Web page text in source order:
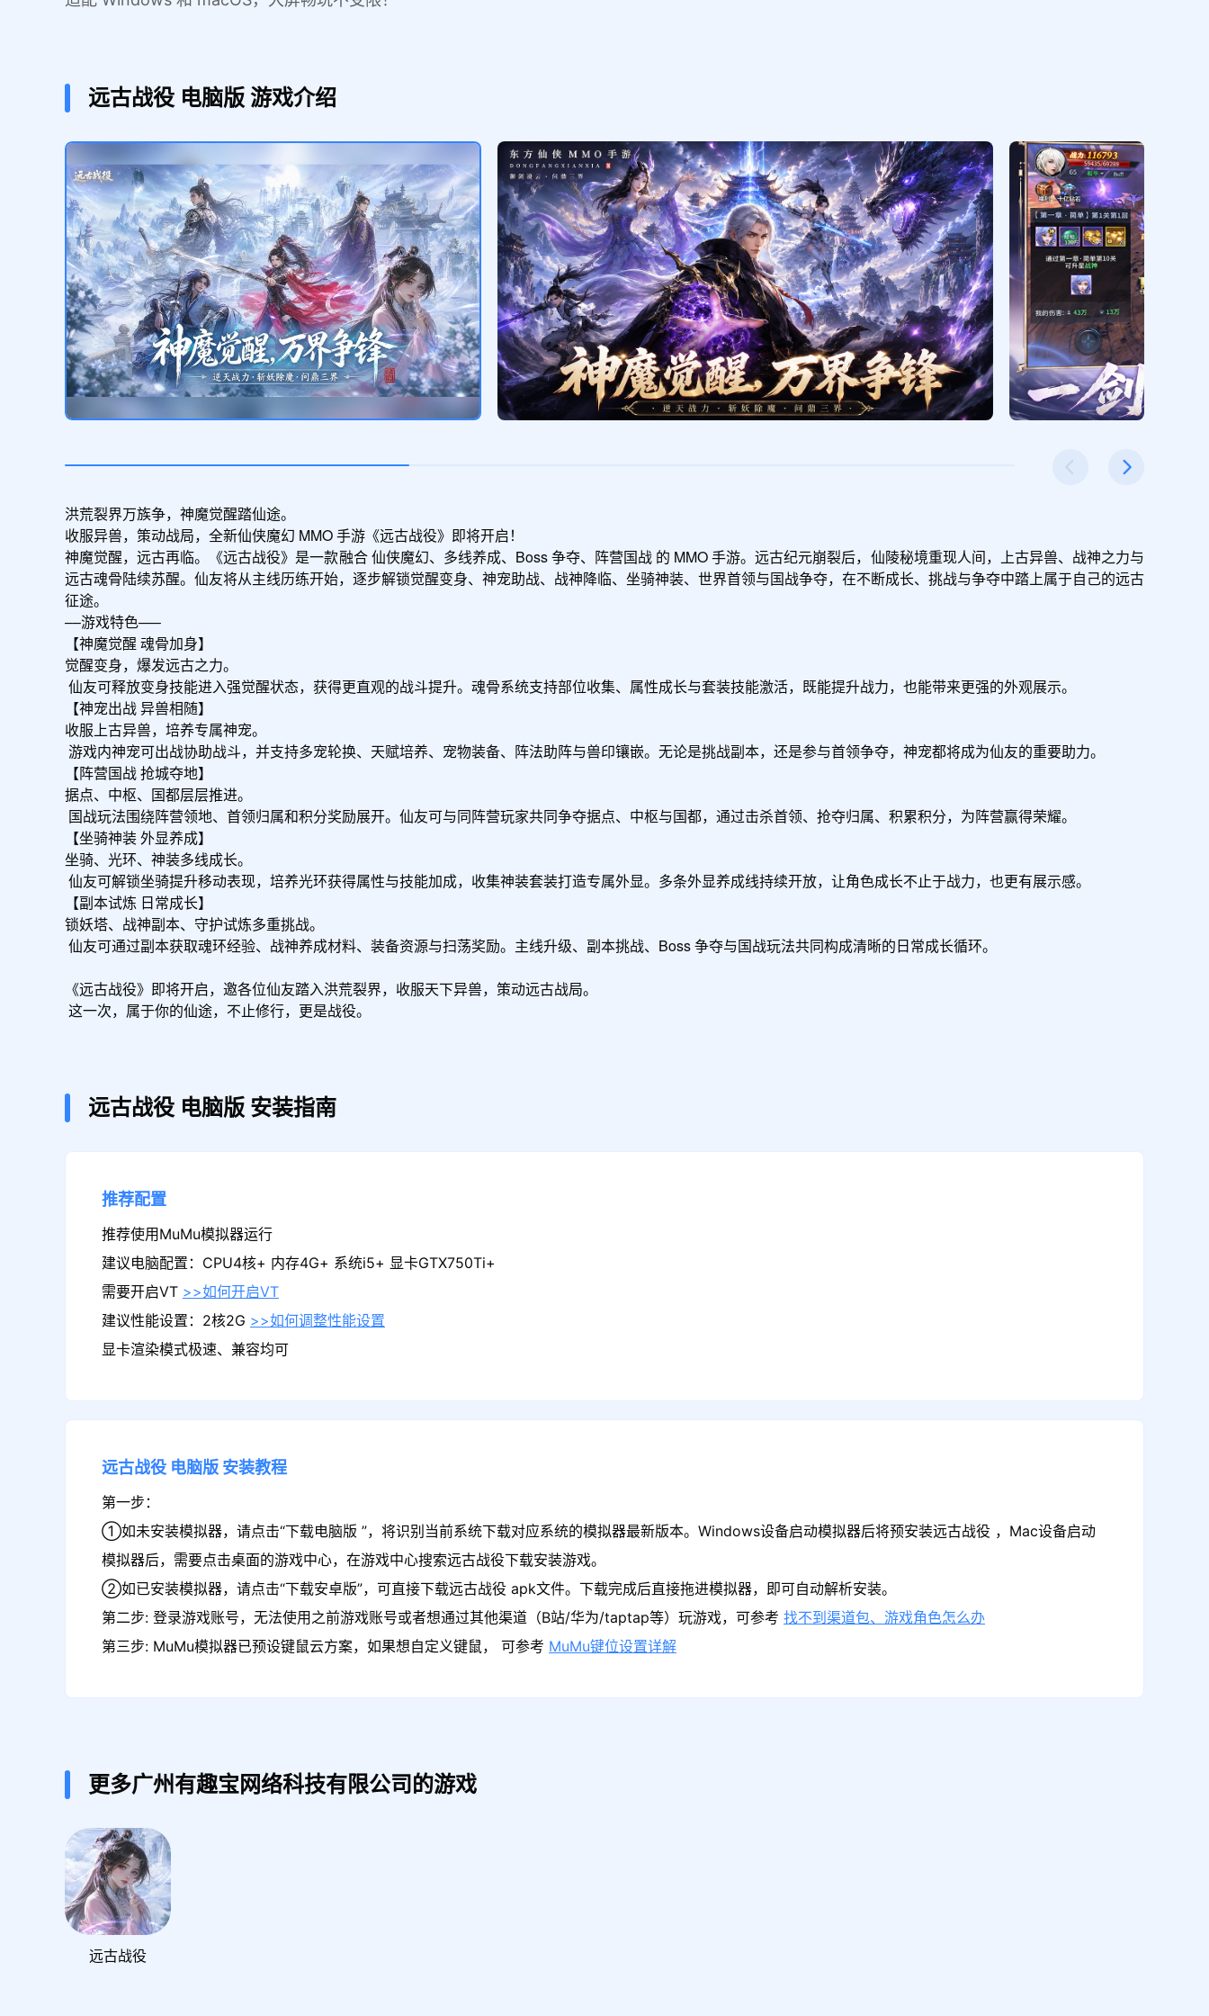
远古战役 电脑版 游戏介绍
洪荒裂界万族争，神魔觉醒踏仙途。
收服异兽，策动战局，全新仙侠魔幻 MMO 手游《远古战役》即将开启！
神魔觉醒，远古再临。《远古战役》是一款融合 仙侠魔幻、多线养成、Boss 争夺、阵营国战 的 MMO 手游。远古纪元崩裂后，仙陵秘境重现人间，上古异兽、战神之力与
远古魂骨陆续苏醒。仙友将从主线历练开始，逐步解锁觉醒变身、神宠助战、战神降临、坐骑神装、世界首领与国战争夺，在不断成长、挑战与争夺中踏上属于自己的远古
征途。
––游戏特色—–
【神魔觉醒 魂骨加身】
觉醒变身，爆发远古之力。
【神宠出战 异兽相随】
收服上古异兽，培养专属神宠。
【阵营国战 抢城夺地】
据点、中枢、国都层层推进。
【坐骑神装 外显养成】
坐骑、光环、神装多线成长。
【副本试炼 日常成长】
锁妖塔、战神副本、守护试炼多重挑战。
《远古战役》即将开启，邀各位仙友踏入洪荒裂界，收服天下异兽，策动远古战局。
这一次，属于你的仙途，不止修行，更是战役。
远古战役 电脑版 安装指南
推荐配置
推荐使用MuMu模拟器运行
建议电脑配置：CPU4核+ 内存4G+ 系统i5+ 显卡GTX750Ti+
需要开启VT >>如何开启VT
建议性能设置：2核2G >>如何调整性能设置
显卡渲染模式极速、兼容均可
远古战役 电脑版 安装教程
第一步：
①如未安装模拟器，请点击“下载电脑版 ”，将识别当前系统下载对应系统的模拟器最新版本。Windows设备启动模拟器后将预安装远古战役 ，Mac设备启动
模拟器后，需要点击桌面的游戏中心，在游戏中心搜索远古战役下载安装游戏。
②如已安装模拟器，请点击“下载安卓版”，可直接下载远古战役 apk文件。下载完成后直接拖进模拟器，即可自动解析安装。
第二步: 登录游戏账号，无法使用之前游戏账号或者想通过其他渠道（B站/华为/taptap等）玩游戏，可参考 找不到渠道包、游戏角色怎么办
第三步: MuMu模拟器已预设键鼠云方案，如果想自定义键鼠， 可参考 MuMu键位设置详解
更多广州有趣宝网络科技有限公司的游戏
远古战役